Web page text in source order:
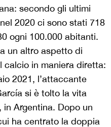
secondo gli ultimi
2020 ci sono stati 718
ogni 100.000 abitanti.
un altro aspetto di
calcio in maniera diretta:
2021, l’attaccante
si è tolto la vita
Argentina. Dopo un
ha centrato la doppia